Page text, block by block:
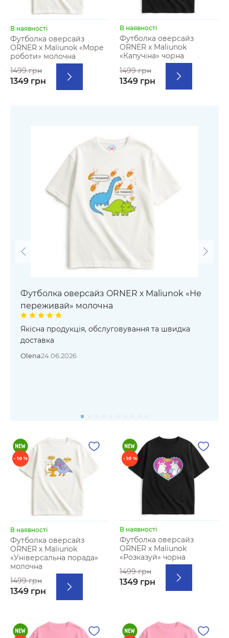
В наявності
Футболка оверсайз
ORNER х Maliunok «Море
роботи» молочна
1499 грн
1349 грн
В наявності
Футболка оверсайз
ORNER х Maliunok
«Капучіна» чорна
1499 грн
1349 грн
Футболка оверсайз ORNER х Maliunok «Не
переживай» молочна
Якісна продукція, обслуговування та швидка
доставка
Olena24.06.2026
- 10 %
В наявності
Футболка оверсайз
ORNER х Maliunok
«Універсальна порада»
молочна
1499 грн
1349 грн
- 10 %
В наявності
Футболка оверсайз
ORNER х Maliunok
«Розказуй» чорна
1499 грн
1349 грн